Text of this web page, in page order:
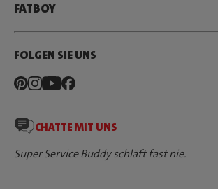
FATBOY
FOLGEN SIE UNS
CHATTE MIT UNS
Super Service Buddy schläft fast nie.